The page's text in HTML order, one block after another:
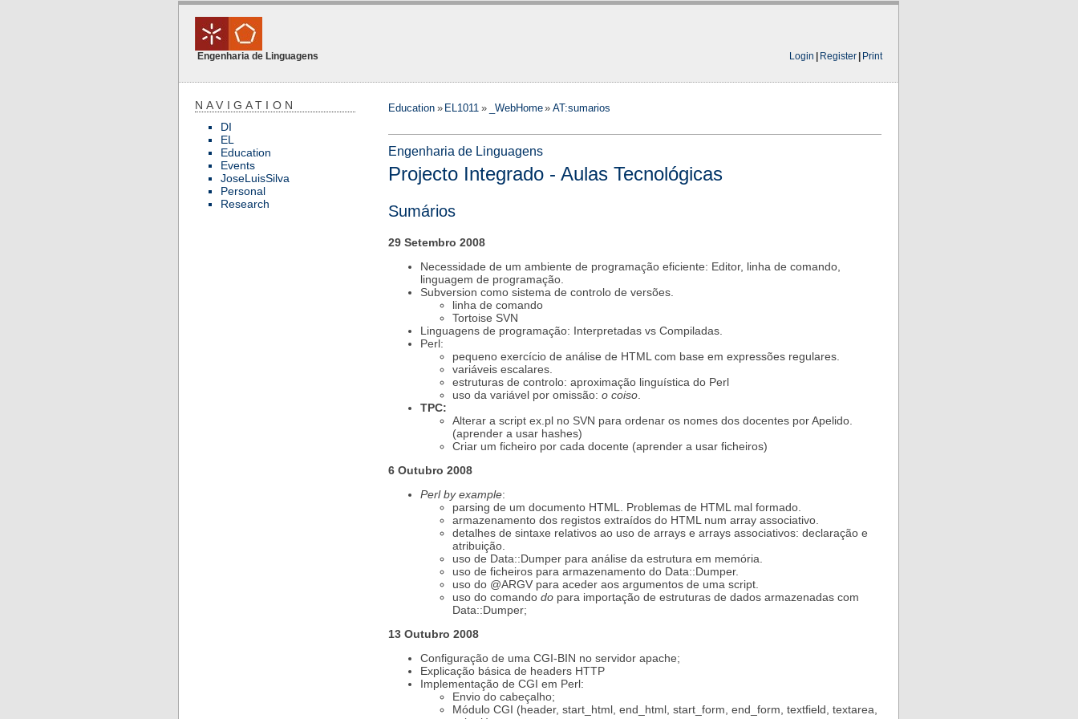
Engenharia de Linguagens Login Register Print
NAVIGATION
DI
EL
Education
Events
JoseLuisSilva
Personal
Research
Education» EL1011» _WebHome»AT:sumarios
Engenharia de Linguagens
Projecto Integrado - Aulas Tecnológicas
Sumários
29 Setembro 2008
Necessidade de um ambiente de programação eficiente: Editor, linha de comando,
linguagem de programação.
Subversion como sistema de controlo de versões.
linha de comando
Tortoise SVN
Linguagens de programação: Interpretadas vs Compiladas.
Perl:
pequeno exercício de análise de HTML com base em expressões regulares.
variáveis escalares.
estruturas de controlo: aproximação linguística do Perl
uso da variável por omissão: o coiso
TPC:
Alterar a script ex.pl no SVN para ordenar os nomes dos docentes por Apelido.
(aprender a usar hashes)
Criar um ficheiro por cada docente (aprender a usar ficheiros)
6 Outubro 2008
Perl by example:
parsing de um documento HTML. Problemas de HTML mal formado.
armazenamento dos registos extraídos do HTML num array associativo.
detalhes de sintaxe relativos ao uso de arrays e arrays associativos: declaração e
atribuição.
uso de Data::Dumper para análise da estrutura em memória.
uso de ficheiros para armazenamento do Data::Dumper.
uso do @ARGV para aceder aos argumentos de uma script.
uso do comando do para importação de estruturas de dados armazenadas com
Data::Dumper;
13 Outubro 2008
Configuração de uma CGI-BIN no servidor apache;
Explicação básica de headers HTTP
Implementação de CGI em Perl:
Envio do cabeçalho;
Módulo CGI (header, start_html, end_html, start_form, end_form, textfield, textarea,